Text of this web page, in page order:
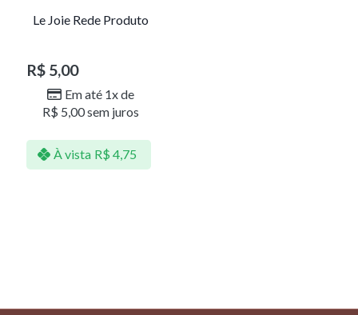
Le Joie Rede Produto
R$ 5,00
Em até 1x de
R$ 5,00sem juros
À vista R$ 4,75